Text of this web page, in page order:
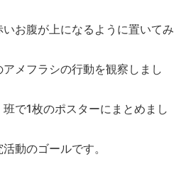
お腹が上になるように置いてみ
メフラシの行動を観察しまし
で1枚のポスターにまとめまし
動のゴールです。